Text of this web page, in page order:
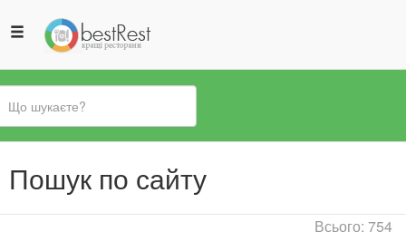
Ви
єПошук по сайту
Всього: 754